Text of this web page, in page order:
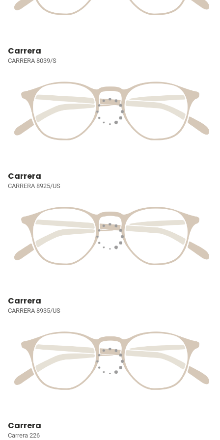
Carrera
CARRERA 8039/S
Carrera
CARRERA 8925/US
Carrera
CARRERA 8935/US
Carrera
Carrera 226